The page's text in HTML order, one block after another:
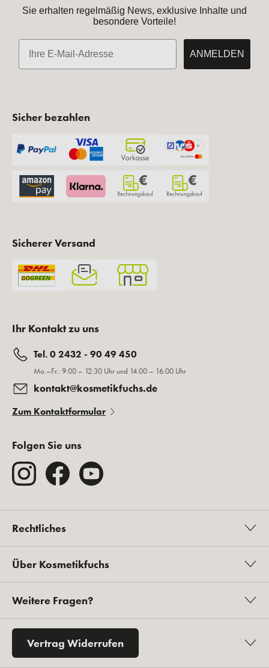
Sie erhalten regelmäßig News, exklusive Inhalte und
besondere Vorteile!
E-Mail
ANMELDEN
Sicher bezahlen
Sicherer Versand
Ihr Kontakt zu uns
Tel. 0 2432 - 90 49 450
Mo.–Fr.: 9:00 – 12:30 Uhr und 14:00 – 16:00 Uhr
kontakt@kosmetikfuchs.de
Zum Kontaktformular
Folgen Sie uns
Rechtliches
Über Kosmetikfuchs
Weitere Fragen?
Vertrag Widerrufen